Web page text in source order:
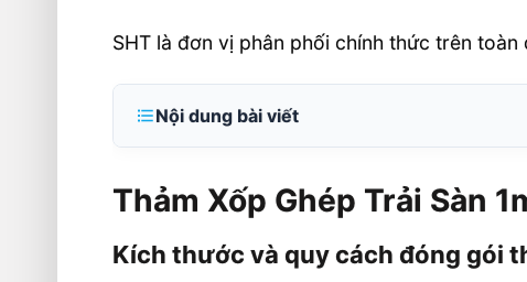
SHT là đơn vị phân phối chính thức trên
Nội dung bài viết
Xanh Dương
Ưu điểm nổi bật của thảm xốp ghép trải
Thảm Xốp Ghép Trải Sàn
Kích thước và quy cách đóng gói